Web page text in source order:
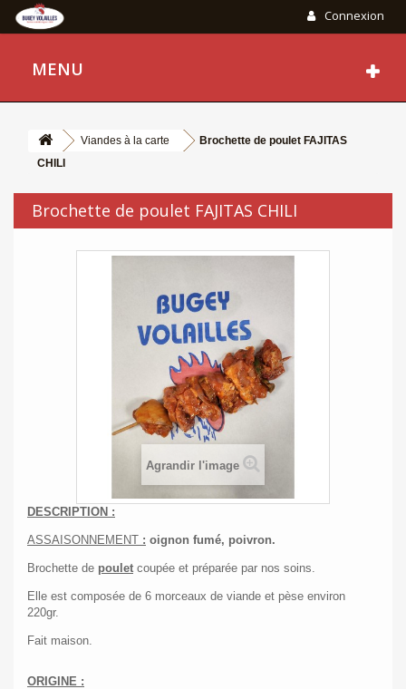
Connexion
MENU
Viandes à la carte
Brochette de poulet FAJITAS
CHILI
Brochette de poulet FAJITAS CHILI
Agrandir l'image
DESCRIPTION :
ASSAISONNEMENT : oignon fumé, poivron.
Brochette de poulet coupée et préparée par nos soins.
Elle est composée de 6 morceaux de viande et pèse environ
220gr.
Fait maison.
ORIGINE :